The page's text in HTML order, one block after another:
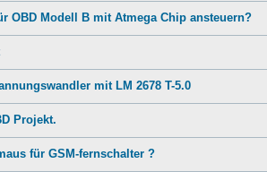
OBD Modell B mit Atmega Chip ansteuern?
mit LM 2678 T-5.0
Projekt.
für GSM-fernschalter ?